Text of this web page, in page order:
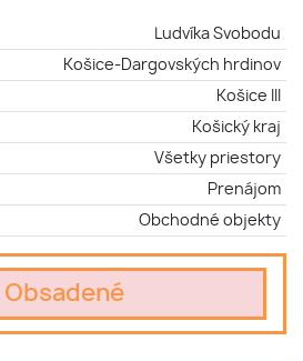
Ludvíka Svobodu
Košice-Dargovských hrdinov
Košice III
Košický kraj
Všetky priestory
Prenájom
Obchodné objekty
Obsadené